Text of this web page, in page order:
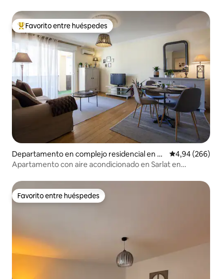
Favorito entre los huéspedes más destacados
Favorito entre huéspedes
Departamento en complejo residencial en Sa
rlat-la-Canéda
Calificación
4,94 (266)
Apartamento con aire acondicionado en Sarlat en
Favorito entre huéspedes
Favorito entre huéspedes